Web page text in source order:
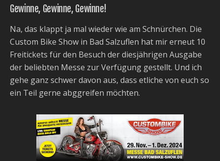
Gewinne, Gewinne, Gewinne!
Na, das klappt ja mal wieder wie am Schnürchen. Die
Custom Bike Show in Bad Salzuflen hat mir erneut 10
Freitickets für den Besuch der diesjährigen Ausgabe
der beliebten Messe zur Verfügung gestellt. Und ich
gehe ganz schwer davon aus, dass etliche von euch so
ein Teil gerne abggreifen möchten.